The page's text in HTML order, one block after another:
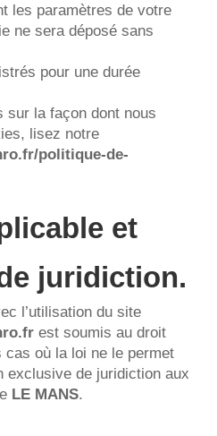
les paramètres de votre
ne sera déposé sans
pour une durée
sur la façon dont nous
politique-de-
et
juridiction.
est soumis au droit
où la loi ne le permet
exclusive de juridiction aux
LE MANS.